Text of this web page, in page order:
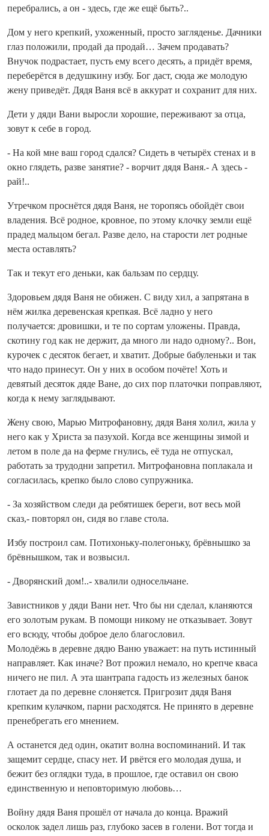
перебрались, а он - здесь, где же ещё быть?..
Дом у него крепкий, ухоженный, просто загля­денье. Дачники
глаз положили, продай да продай… Зачем продавать?
Внучок подрастает, пусть ему всего десять, а придёт время,
переберётся в дедушкину избу. Бог даст, сюда же молодую
жену приведёт. Дядя Ваня всё в аккурат и сохранит для них.
Дети у дяди Вани выросли хорошие, переживают за отца,
зовут к себе в город.
- На кой мне ваш город сдался? Сидеть в четырёх стенах и в
окно глядеть, разве занятие? - ворчит дядя Ваня.- А здесь -
рай!..
Утречком проснётся дядя Ваня, не торопясь обойдёт свои
владения. Всё родное, кровное, по этому клочку земли ещё
прадед мальцом бегал. Разве дело, на старости лет родные
места оставлять?
Так и текут его деньки, как бальзам по сердцу.
Здоровьем дядя Ваня не обижен. С виду хил, а запрятана в
нём жилка деревенская крепкая. Всё ладно у него
получается: дровишки, и те по сортам уложены. Правда,
скотину год как не держит, да много ли надо одному?.. Вон,
курочек с десяток бегает, и хватит. Добрые бабуленьки и так
что надо принесут. Он у них в особом почёте! Хоть и
девятый десяток дяде Ване, до сих пор платочки поправляют,
когда к нему заглядывают.
Жену свою, Марью Митрофановну, дядя Ваня холил, жила у
него как у Христа за пазухой. Когда все женщины зимой и
летом в поле да на ферме гнулись, её туда не отпускал,
работать за трудодни запретил. Митрофановна поплакала и
согласилась, крепко было слово супружника.
- За хозяйством следи да ребятишек береги, вот весь мой
сказ,- повторял он, сидя во главе стола.
Избу построил сам. Потихоньку-полегоньку, брёвнышко за
брёвнышком, так и возвысил.
- Дворянский дом!..- хвалили односельчане.
Завистников у дяди Вани нет. Что бы ни сделал, кланяются
его золотым рукам. В помощи никому не отказывает. Зовут
его всюду, чтобы доброе дело благословил.
Молодёжь в деревне дядю Ваню уважает: на путь истинный
направляет. Как иначе? Вот прожил немало, но крепче кваса
ничего не пил. А эта шантрапа гадость из железных банок
глотает да по деревне слоняется. Пригрозит дядя Ваня
крепким кулачком, парни расходятся. Не принято в деревне
пренебрегать его мнением.
А останется дед один, окатит волна воспоминаний. И так
защемит сердце, спасу нет. И рвётся его молодая душа, и
бежит без оглядки туда, в прошлое, где оставил он свою
единственную и неповторимую любовь…
Войну дядя Ваня прошёл от начала до конца. Вражий
осколок задел лишь раз, глубоко засев в голени. Вот тогда и